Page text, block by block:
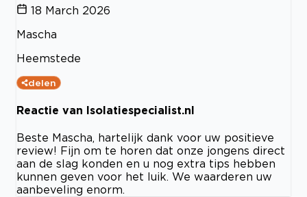
18 March 2026
Mascha
Heemstede
delen
Reactie van Isolatiespecialist.nl
Beste Mascha, hartelijk dank voor uw positieve
review! Fijn om te horen dat onze jongens direct
aan de slag konden en u nog extra tips hebben
kunnen geven voor het luik. We waarderen uw
aanbeveling enorm.